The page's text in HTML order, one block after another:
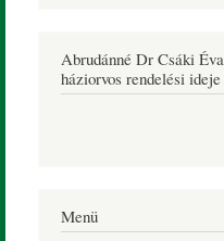
Abrudánné Dr Csáki Éva
háziorvos rendelési ideje
Menü